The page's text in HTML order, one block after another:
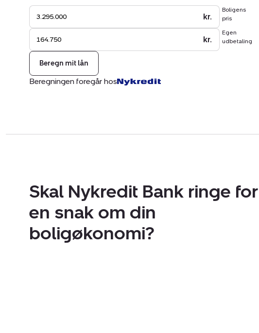
Boligens
pris
kr.
Egen
udbetaling
kr.
Beregn mit lån
Beregningen foregår hos
Skal Nykredit Bank ringe for
en snak om din
boligøkonomi?